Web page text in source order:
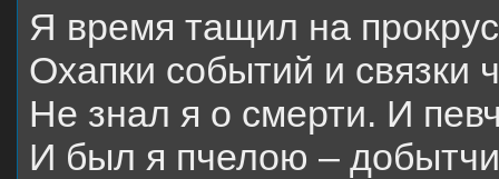
Я время тащил на
Охапки событий и связки
Не знал я о смерти. И
И был я пчелою –